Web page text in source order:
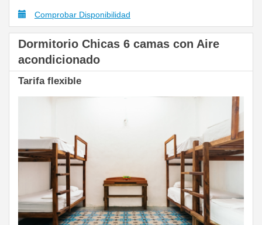
Comprobar Disponibilidad
Dormitorio Chicas 6 camas con Aire
acondicionado
Tarifa flexible